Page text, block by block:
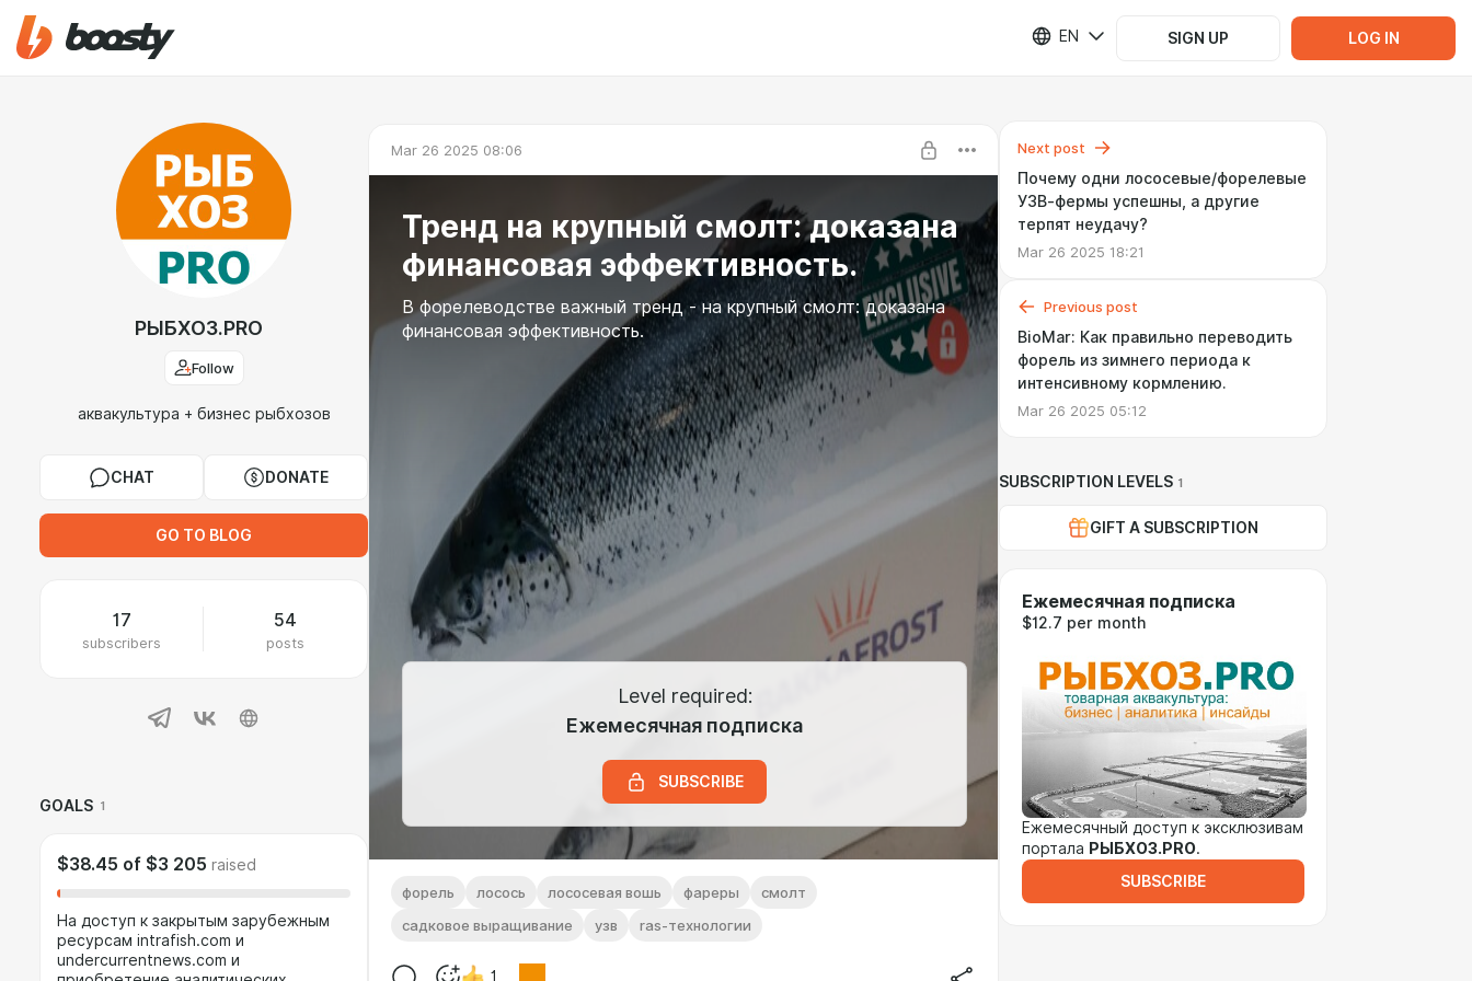
EN SIGN UP LOG IN
РЫБХОЗ.PRO
Follow
аквакультура + бизнес рыбхозов
CHAT DONATE
GO TO BLOG
17
subscribers
54
posts
GOALS 1
$38.45 of $3 205 raised
На доступ к закрытым зарубежным
ресурсам intrafish.com и
undercurrentnews.com и
Mar 26 2025 08:06
Тренд на крупный смолт: доказана
финансовая эффективность.
В форелеводстве важный тренд - на крупный смолт: доказана
финансовая эффективность.
Level required:
Ежемесячная подписка
SUBSCRIBE
форель лосось лососевая вошь фареры
смолт
садковое выращивание
узв ras-технологии
1
Next post
Почему одни лососевые/форелевые
УЗВ-фермы успешны, а другие
терпят неудачу?
Mar 26 2025 18:21
Previous post
BioMar: Как правильно переводить
форель из зимнего периода к
интенсивному кормлению.
Mar 26 2025 05:12
SUBSCRIPTION LEVELS 1
GIFT A SUBSCRIPTION
Ежемесячная подписка
$12.7 per month
Ежемесячный доступ к эксклюзивам
портала РЫБХОЗ.PRO.
SUBSCRIBE